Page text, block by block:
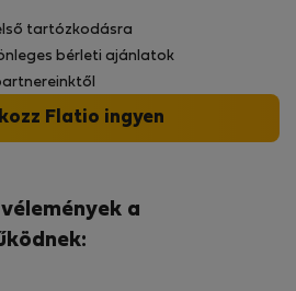
a
tartózkodásra
bérleti ajánlatok
Flatio ingyen